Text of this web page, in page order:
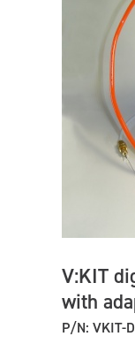
V:KIT
with
P/N: VKIT-